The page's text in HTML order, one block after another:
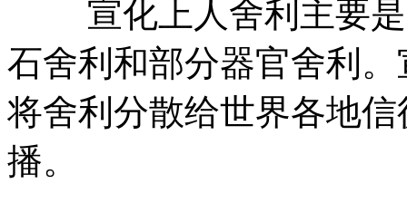
宣化上人舍利主要是
石舍利和部分器官舍利
将舍利分散给世界各地
播。